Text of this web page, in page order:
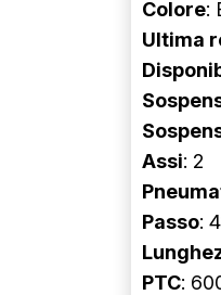
Colore:
Ultima
Assi: 2
Passo:
PTC: